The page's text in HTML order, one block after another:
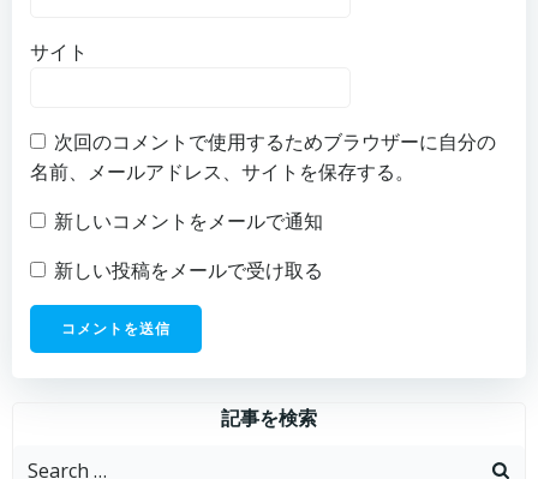
サイト
次回のコメントで使用するためブラウザーに自分の
名前、メールアドレス、サイトを保存する。
新しいコメントをメールで通知
新しい投稿をメールで受け取る
記事を検索
Search